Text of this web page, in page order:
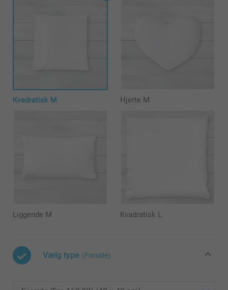
Kvadratisk M Hjerte M
Liggende M Kvadratisk L
Vælg type (Forside)